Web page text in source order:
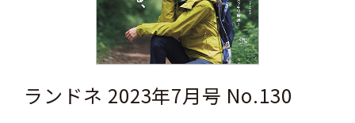
ランドネ 2023年7月号 No.130